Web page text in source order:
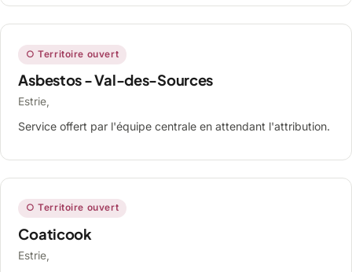
○ Territoire ouvert
Asbestos - Val-des-Sources
Estrie,
Service offert par l'équipe centrale en attendant l'attribution.
○ Territoire ouvert
Coaticook
Estrie,